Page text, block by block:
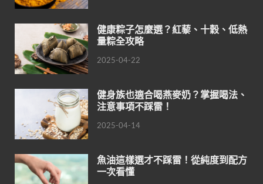
健康粽子怎麼選？紅藜、十穀、低熱
量粽全攻略
2025-04-22
健身族也適合喝燕麥奶？掌握喝法、
注意事項不踩雷！
2025-04-14
魚油這樣選才不踩雷！從純度到配方
一次看懂